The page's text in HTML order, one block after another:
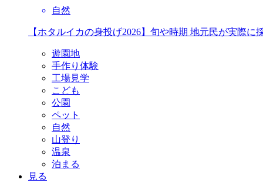
自然
【ホタルイカの身投げ2026】旬や時期 地元民が実際に
遊園地
手作り体験
工場見学
こども
公園
ペット
自然
山登り
温泉
泊まる
見る